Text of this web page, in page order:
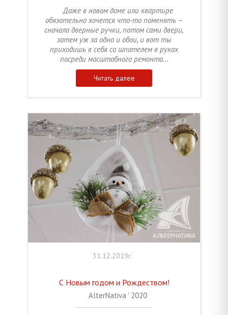
Даже в новом доме или квартире
обязательно хочется что-то поменять –
сначала дверные ручки, потом сами двери,
затем уж за одно и обои, и вот ты
приходишь в себя со шпателем в руках
посреди масштабного ремонта…
Читать далее
31.12.2019г.
С Новым годом и Рождеством!
AlterNativa ' 2020